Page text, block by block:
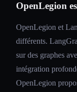
OpenLegion
OpenLegion et
différents.
sur des graphes
intégration
OpenLegion